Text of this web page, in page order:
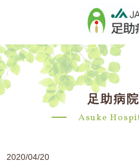
足助病
Asuke
2020/04/20